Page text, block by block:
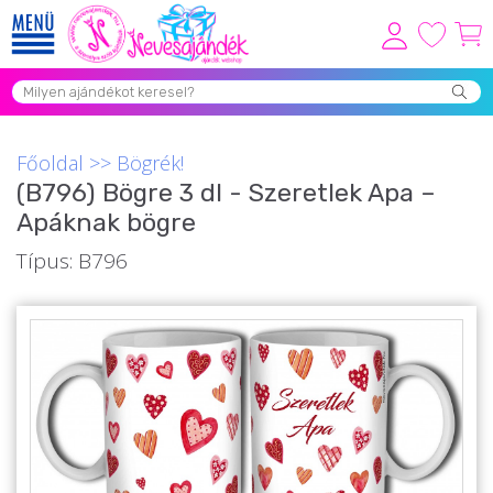
Viszonteladóknak
Grill Party Kellékek ❤️
Egyedi Ajándékok Rendelés
Összes Ajándék Kategória ⭐
Vicces Pólók
Szerelmes Ajándékok ❤
Budapest Ajándéktárgyak
Szülinapi ajándékok
Főoldal >> Bögrék!
(B796) Bögre 3 dl - Szeretlek Apa –
Apáknak bögre
Típus: B796